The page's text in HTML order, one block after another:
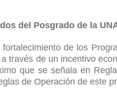
del Posgrado de la
de los
través de un incentivo
que se señala en
de Operación de este